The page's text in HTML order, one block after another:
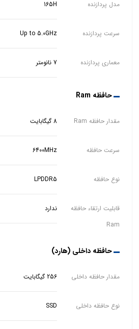
مدل پردازنده 165H
سرعت پردازنده Up to 5.0GHz
معماری پردازنده 7 نانومتر
حافظه Ram
مقدار حافظه Ram 8 گیگابایت
سرعت حافظه 6400MHz
نوع حافظه LPDDR5
قابلیت ارتقاء حافظه
Ram
ندارد
حافظه داخلی (هارد)
مقدار حافظه داخلی 256 گیگابایت
نوع حافظه داخلی SSD